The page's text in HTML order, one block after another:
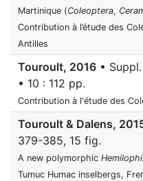
Martinique (Coleoptera,
Contribution à l’étude des
Antilles
Touroult, 2016 •
• 10 : 112 pp.
Contribution à l'étude des
Touroult & Dalens,
379-385, 15 fig.
A new polymorphic
Tumuc Humac inselbergs,